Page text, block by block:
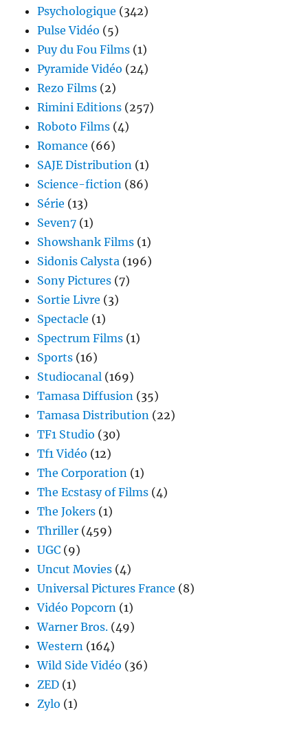
Psychologique (342)
Pulse Vidéo (5)
Puy du Fou Films (1)
Pyramide Vidéo (24)
Rezo Films (2)
Rimini Editions (257)
Roboto Films (4)
Romance (66)
SAJE Distribution (1)
Science-fiction (86)
Série (13)
Seven7 (1)
Showshank Films (1)
Sidonis Calysta (196)
Sony Pictures (7)
Sortie Livre (3)
Spectacle (1)
Spectrum Films (1)
Sports (16)
Studiocanal (169)
Tamasa Diffusion (35)
Tamasa Distribution (22)
TF1 Studio (30)
Tf1 Vidéo (12)
The Corporation (1)
The Ecstasy of Films (4)
The Jokers (1)
Thriller (459)
UGC (9)
Uncut Movies (4)
Universal Pictures France (8)
Vidéo Popcorn (1)
Warner Bros. (49)
Western (164)
Wild Side Vidéo (36)
ZED (1)
Zylo (1)